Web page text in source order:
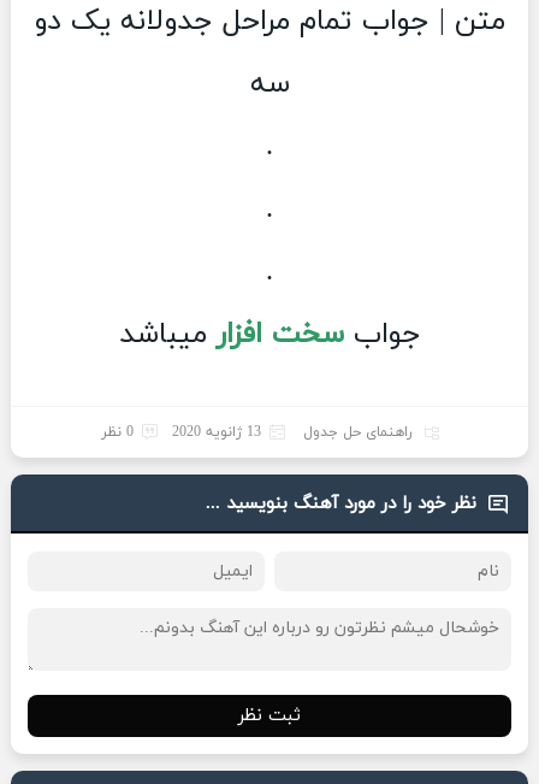
متن | جواب تمام مراحل جدولانه یک دو
سه
.
.
.
جوابسخت افزار میباشد
راهنمای حل جدول 13 ژانویه 2020 0 نظر
نظر خود را در مورد آهنگ بنویسید ...
ثبت نظر